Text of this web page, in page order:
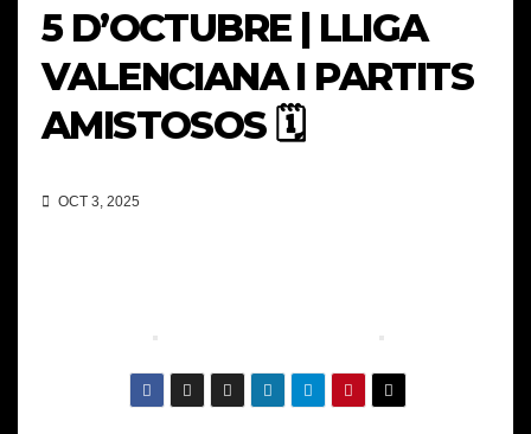
5 D’OCTUBRE | LLIGA
VALENCIANA I PARTITS
AMISTOSOS 🗓️
OCT 3, 2025